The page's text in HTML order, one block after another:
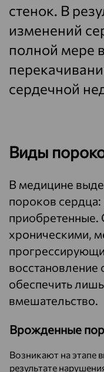
стенок. В
изменений
полной мере
сердечной
Виды
В медицине
пороков
приобретенные.
хроническими,
обеспечить
вмешательство.
Врожденные
Возникают на этапе
результате